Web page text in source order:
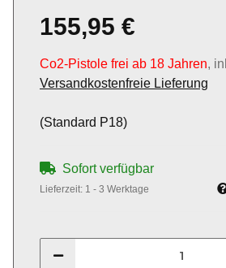
155,95 €
Co2-Pistole frei ab 18 Jahren,
Versandkostenfreie Lieferung
(Standard P18)
Sofort verfügbar
Lieferzeit: 1 - 3 Werktage